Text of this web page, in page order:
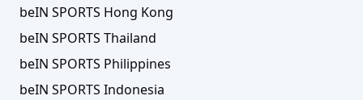
beIN SPORTS Hong Kong
beIN SPORTS Thailand
beIN SPORTS Philippines
beIN SPORTS Indonesia